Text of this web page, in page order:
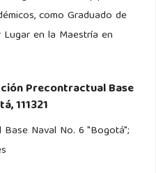
como Graduado de
Lugar en la Maestría en
Precontractual Base
111321
Naval No. 6 "Bogotá";